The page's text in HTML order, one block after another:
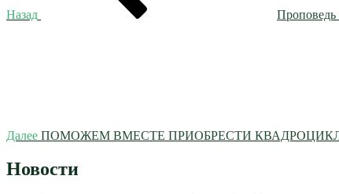
Назад
Далее ПОМОЖЕМ ВМЕСТЕ ПРИОБРЕСТИ
Новости